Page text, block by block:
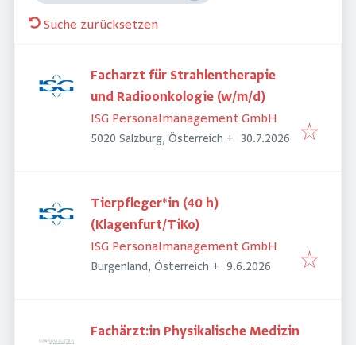
Suche zurücksetzen
Facharzt für Strahlentherapie
und Radioonkologie (w/m/d)
ISG Personalmanagement GmbH
5020 Salzburg, Österreich + Veröffentlicht:
30.7.2026
Tierpfleger*in (40 h)
(Klagenfurt/TiKo)
ISG Personalmanagement GmbH
Burgenland, Österreich + Veröffentlicht
9.6.2026
Fachärzt:in Physikalische Medizin